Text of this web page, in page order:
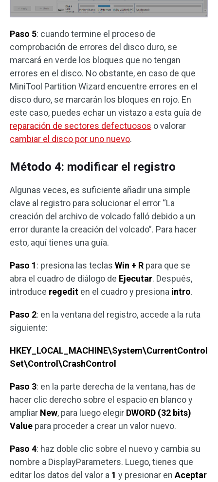
Paso 5: cuando termine el proceso de
comprobación de errores del disco duro, se
marcará en verde los bloques que no tengan
errores en el disco. No obstante, en caso de que
MiniTool Partition Wizard encuentre errores en el
disco duro, se marcarán los bloques en rojo. En
este caso, puedes echar un vistazo a esta guía de
reparación de sectores defectuosos o valorar
cambiar el disco por uno nuevo.
Método 4: modificar el registro
Algunas veces, es suficiente añadir una simple
clave al registro para solucionar el error “La
creación del archivo de volcado falló debido a un
error durante la creación del volcado”. Para hacer
esto, aquí tienes una guía.
Paso 1: presiona las teclas Win + R para que se
abra el cuadro de diálogo de Ejecutar. Después,
introduce regedit en el cuadro y presiona intro.
Paso 2: en la ventana del registro, accede a la ruta
siguiente:
HKEY_LOCAL_MACHINE\System\CurrentControl
Set\Control\CrashControl
Paso 3: en la parte derecha de la ventana, has de
hacer clic derecho sobre el espacio en blanco y
ampliar New, para luego elegir DWORD (32 bits)
Value para proceder a crear un valor nuevo.
Paso 4: haz doble clic sobre el nuevo y cambia su
nombre a DisplayParameters. Luego, tienes que
editar los datos del valor a 1 y presionar enAceptar